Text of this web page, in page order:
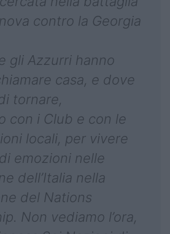
contro la Georgia
gli Azzurri hanno
casa, e dove
tornare,
con i Club e con le
locali, per vivere
emozioni nelle
dell’Italia nella
del Nations
Non vediamo l’ora,